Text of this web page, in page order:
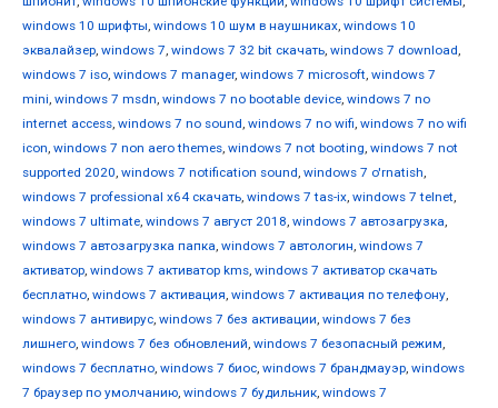
windows 10 шрифты, windows 10 шум в наушниках, windows 10
эквалайзер, windows 7, windows 7 32 bit скачать, windows 7 download,
windows 7 iso, windows 7 manager, windows 7 microsoft, windows 7
mini, windows 7 msdn, windows 7 no bootable device, windows 7 no
internet access, windows 7 no sound, windows 7 no wifi, windows 7 no wifi
icon, windows 7 non aero themes, windows 7 not booting, windows 7 not
supported 2020, windows 7 notification sound, windows 7 o'rnatish,
windows 7 professional x64 скачать, windows 7 tas-ix, windows 7 telnet,
windows 7 ultimate, windows 7 август 2018, windows 7 автозагрузка,
windows 7 автозагрузка папка, windows 7 автологин, windows 7
активатор, windows 7 активатор kms, windows 7 активатор скачать
бесплатно, windows 7 активация, windows 7 активация по телефону,
windows 7 антивирус, windows 7 без активации, windows 7 без
лишнего, windows 7 без обновлений, windows 7 безопасный режим,
windows 7 бесплатно, windows 7 биос, windows 7 брандмауэр, windows
7 браузер по умолчанию, windows 7 будильник, windows 7